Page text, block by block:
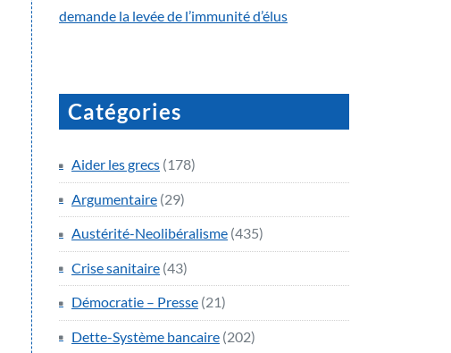
demande la levée de l’immunité d’élus
Catégories
Aider les grecs (178)
Argumentaire (29)
Austérité-Neolibéralisme (435)
Crise sanitaire (43)
Démocratie – Presse (21)
Dette-Système bancaire (202)